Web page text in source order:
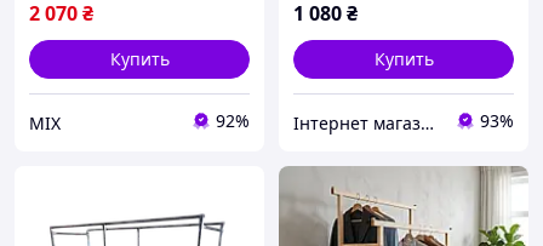
2 070₴
Купить
MIX 92%
1 080₴
Купить
Інтернет магазин товарів для дому Сімейний 93%